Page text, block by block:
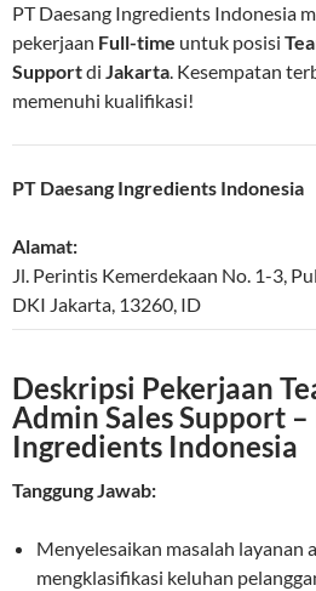
PT Daesang Ingredients Indonesia
pekerjaan Full-time untuk posisi
Supportdi Jakarta. Kesempatan
memenuhi kualifikasi!
PT Daesang Ingredients Indonesia
Alamat:
Jl. Perintis Kemerdekaan No. 1-3,
DKI Jakarta, 13260, ID
Deskripsi Pekerjaan
Admin Sales Support –
Ingredients Indonesia
Tanggung Jawab:
Menyelesaikan masalah layanan
mengklasifikasi keluhan